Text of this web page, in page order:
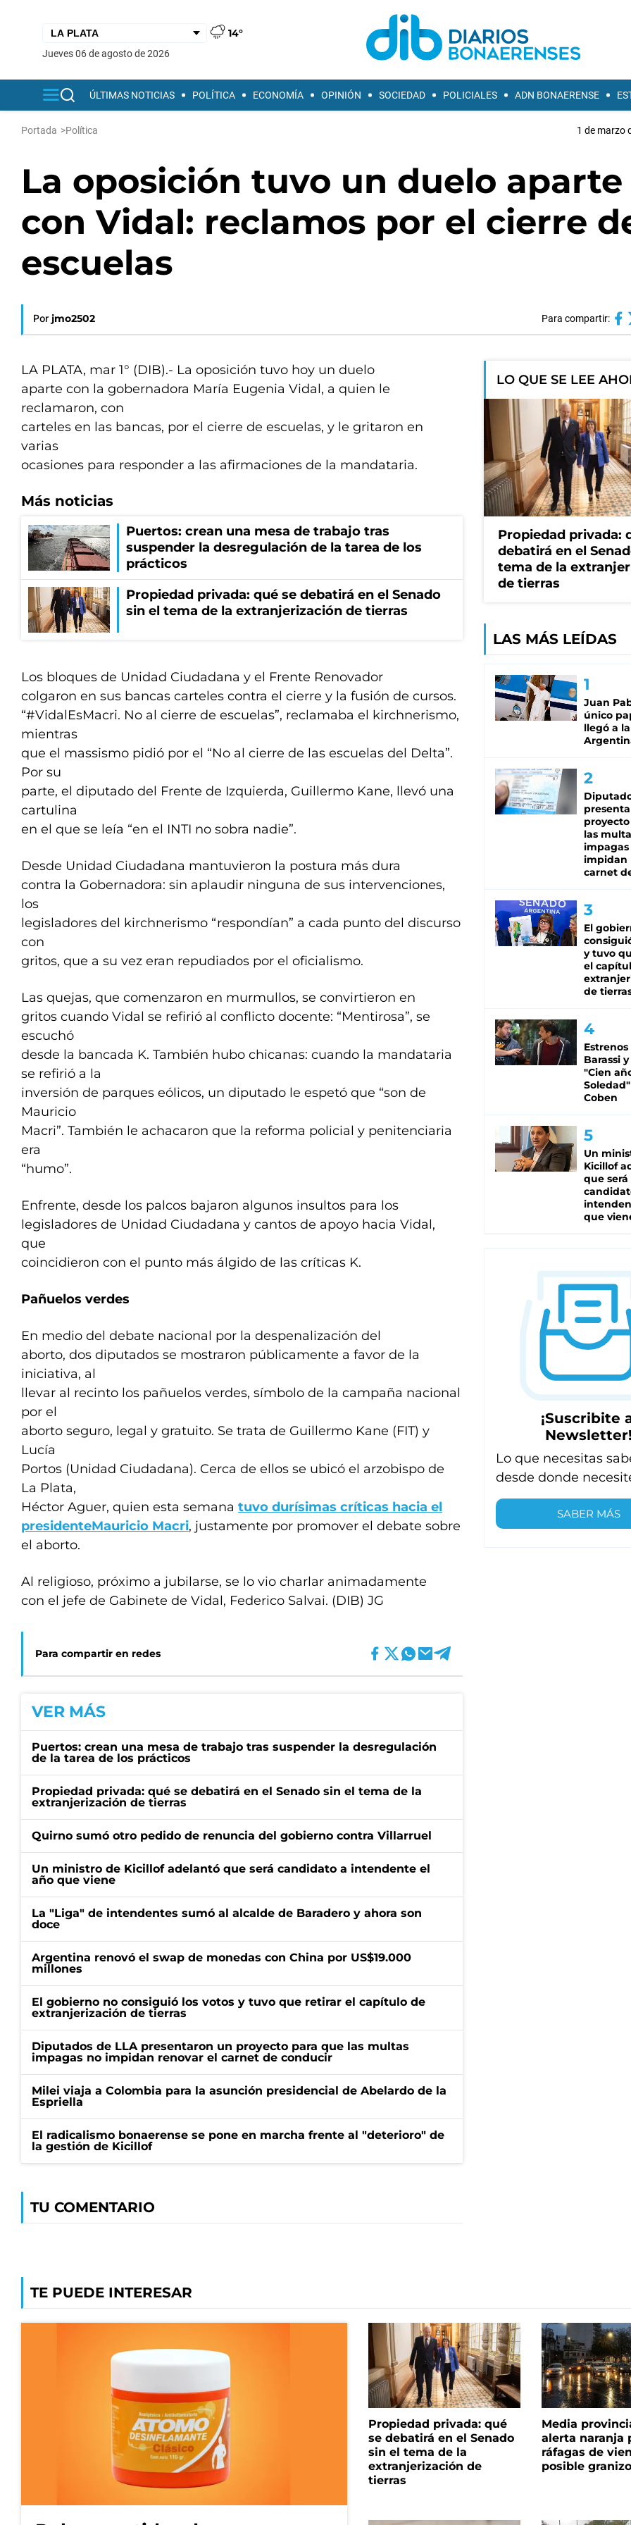
14°
jueves 06 de agosto de 2026
ÚLTIMAS NOTICIAS POLÍTICA ECONOMÍA OPINIÓN SOCIEDAD POLICIALES ADN BONAERENSE
Portada >Política 1 de marzo
La oposición tuvo un duelo aparte
con Vidal: reclamos por el cierre
escuelas
Por jmo2502 Para compartir:
LA PLATA, mar 1° (DIB).- La oposición tuvo hoy un duelo
aparte con la gobernadora María Eugenia Vidal, a quien le
reclamaron, con
carteles en las bancas, por el cierre de escuelas, y le gritaron en
varias
ocasiones para responder a las afirmaciones de la mandataria.
Más noticias
Puertos: crean una mesa de trabajo tras
suspender la desregulación de la tarea de los
prácticos
Propiedad privada: qué se debatirá en el Senado
sin el tema de la extranjerización de tierras
Los bloques de Unidad Ciudadana y el Frente Renovador
colgaron en sus bancas carteles contra el cierre y la fusión de cursos.
“#VidalEsMacri. No al cierre de escuelas”, reclamaba el kirchnerismo,
mientras
que el massismo pidió por el “No al cierre de las escuelas del Delta”.
Por su
parte, el diputado del Frente de Izquierda, Guillermo Kane, llevó una
cartulina
en el que se leía “en el INTI no sobra nadie”.
Desde Unidad Ciudadana mantuvieron la postura más dura
contra la Gobernadora: sin aplaudir ninguna de sus intervenciones,
los
legisladores del kirchnerismo “respondían” a cada punto del discurso
con
gritos, que a su vez eran repudiados por el oficialismo.
Las quejas, que comenzaron en murmullos, se convirtieron en
gritos cuando Vidal se refirió al conflicto docente: “Mentirosa”, se
escuchó
desde la bancada K. También hubo chicanas: cuando la mandataria
se refirió a la
inversión de parques eólicos, un diputado le espetó que “son de
Mauricio
Macri”. También le achacaron que la reforma policial y penitenciaria
era
“humo”.
Enfrente, desde los palcos bajaron algunos insultos para los
legisladores de Unidad Ciudadana y cantos de apoyo hacia Vidal,
que
coincidieron con el punto más álgido de las críticas K.
Pañuelos verdes
En medio del debate nacional por la despenalización del
aborto, dos diputados se mostraron públicamente a favor de la
iniciativa, al
llevar al recinto los pañuelos verdes, símbolo de la campaña nacional
por el
aborto seguro, legal y gratuito. Se trata de Guillermo Kane (FIT) y
Lucía
Portos (Unidad Ciudadana). Cerca de ellos se ubicó el arzobispo de
La Plata,
Héctor Aguer, quien esta semana tuvo durísimas críticas hacia el
presidenteMauricio Macri, justamente por promover el debate sobre
el aborto.
Al religioso, próximo a jubilarse, se lo vio charlar animadamente
con el jefe de Gabinete de Vidal, Federico Salvai. (DIB) JG
Para compartir en redes
VER MÁS
Puertos: crean una mesa de trabajo tras suspender la desregulación
de la tarea de los prácticos
Propiedad privada: qué se debatirá en el Senado sin el tema de la
extranjerización de tierras
Quirno sumó otro pedido de renuncia del gobierno contra Villarruel
Un ministro de Kicillof adelantó que será candidato a intendente el
año que viene
La "Liga" de intendentes sumó al alcalde de Baradero y ahora son
doce
Argentina renovó el swap de monedas con China por US$19.000
millones
El gobierno no consiguió los votos y tuvo que retirar el capítulo de
extranjerización de tierras
Diputados de LLA presentaron un proyecto para que las multas
impagas no impidan renovar el carnet de conducir
Milei viaja a Colombia para la asunción presidencial de Abelardo de la
Espriella
El radicalismo bonaerense se pone en marcha frente al "deterioro" de
la gestión de Kicillof
TU COMENTARIO
LO QUE SE LEE
Propiedad privada:
debatirá en el
tema de la
de tierras
LAS MÁS LEÍDAS
Juan
único
llegó a la
las
impagas
impidan
carnet
El
y tuvo
el
de
Estrenos
Barassi
"Cien
Coben
Un
Kicillof
que será
que
¡Suscribite
Newsletter!
Lo que necesitas
desde donde
SABER MÁS
TE PUEDE INTERESAR
Propiedad privada: qué
se debatirá en el Senado
sin el tema de la
extranjerización de
tierras
Media
alerta naranja
ráfagas de
posible granizo